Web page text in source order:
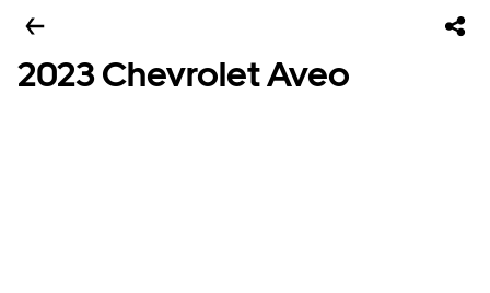
2023 Chevrolet Aveo